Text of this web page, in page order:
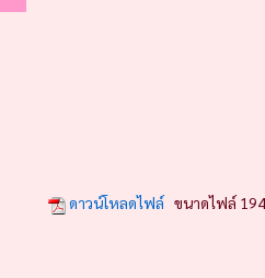
ดาวน์โหลดไฟล์ ขนาดไฟล์